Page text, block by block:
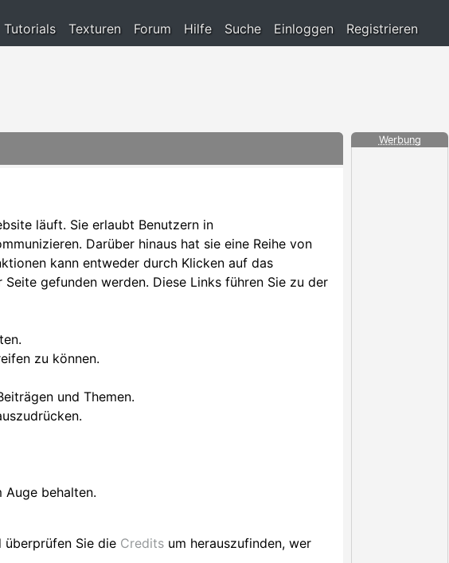
Tutorials Texturen Forum Hilfe Suche Einloggen Registrieren
läuft. Sie erlaubt Benutzern in
Darüber hinaus hat sie eine Reihe von
kann entweder durch Klicken auf das
gefunden werden. Diese Links führen Sie zu der
zu können.
und Themen.
Auge behalten.
überprüfen Sie die Credits um herauszufinden, wer
Werbung